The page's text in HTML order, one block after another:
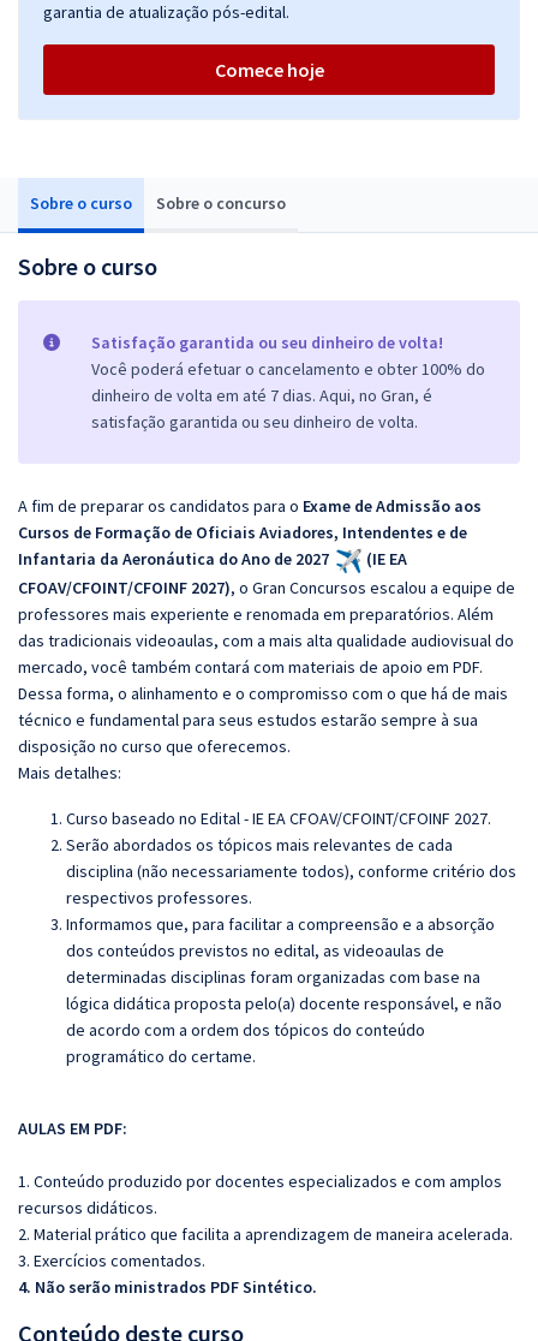
Sobre o curso Sobre o concurso
Sobre o curso
Satisfação garantida ou seu dinheiro de volta!
Você poderá efetuar o cancelamento e obter 100% do
dinheiro de volta em até 7 dias. Aqui, no Gran, é
satisfação garantida ou seu dinheiro de volta.
A fim de preparar os candidatos para o Exame de Admissão aos
Cursos de Formação de Oficiais Aviadores, Intendentes e de
Infantaria da Aeronáutica do Ano de 2027
(IE EA
CFOAV/CFOINT/CFOINF 2027), o Gran Concursos escalou a equipe de
professores mais experiente e renomada em preparatórios. Além
das tradicionais videoaulas, com a mais alta qualidade audiovisual do
mercado, você também contará com materiais de apoio em PDF.
Dessa forma, o alinhamento e o compromisso com o que há de mais
técnico e fundamental para seus estudos estarão sempre à sua
disposição no curso que oferecemos.
Mais detalhes:
Curso baseado no Edital - IE EA CFOAV/CFOINT/CFOINF 2027.
Serão abordados os tópicos mais relevantes de cada
disciplina (não necessariamente todos), conforme critério dos
respectivos professores.
Informamos que, para facilitar a compreensão e a absorção
dos conteúdos previstos no edital, as videoaulas de
determinadas disciplinas foram organizadas com base na
lógica didática proposta pelo(a) docente responsável, e não
de acordo com a ordem dos tópicos do conteúdo
programático do certame.
AULAS EM PDF:
1. Conteúdo produzido por docentes especializados e com amplos
recursos didáticos.
2. Material prático que facilita a aprendizagem de maneira acelerada.
3. Exercícios comentados.
4. Não serão ministrados PDF Sintético.
Conteúdo deste curso
garantia de atualização pós-edital.
Comece hoje